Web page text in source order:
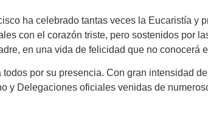
ha celebrado tantas veces la Eucaristía y
con el corazón triste, pero sostenidos por
en una vida de felicidad que no conocerá
por su presencia. Con gran intensidad
y Delegaciones oficiales venidas de